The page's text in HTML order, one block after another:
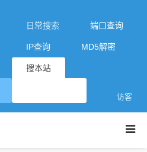
日常搜索 端口查询
IP查询 MD5解密
搜本站
访客